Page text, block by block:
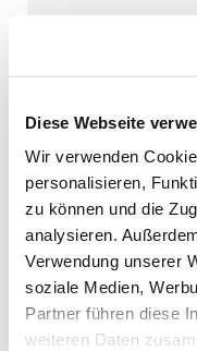
Diese Webseite
Wir verwenden
personalisieren,
zu können und die
analysieren.
Verwendung unserer
soziale Medien,
Partner führen diese
weiteren Daten